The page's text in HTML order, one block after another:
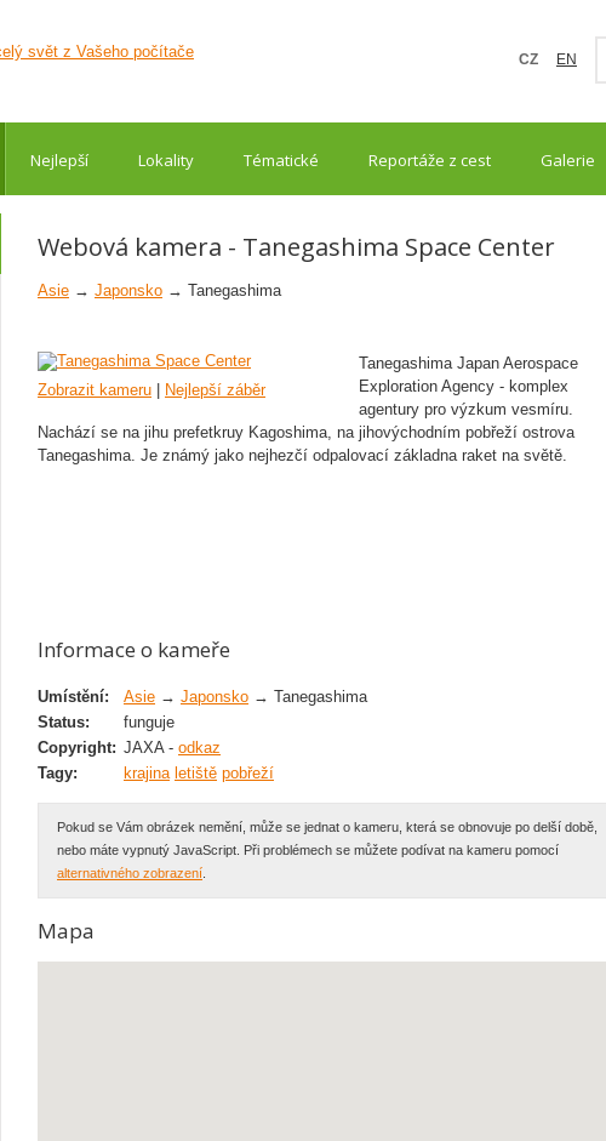
EN
CZ
Nejlepší Lokality Tématické Reportáže z cest Galerie
Webová kamera - Tanegashima Space Center
Asie → Japonsko → Tanegashima
Zobrazit kameru Nejlepší záběr
Tanegashima Japan Aerospace
Exploration Agency - komplex
agentury pro výzkum vesmíru.
Nachází se na jihu prefetkruy Kagoshima, na jihovýchodním pobřeží ostrova
Tanegashima. Je známý jako nejhezčí odpalovací základna raket na světě.
Informace o kameře
Umístění: Asie → Japonsko → Tanegashima
Status:
funguje
Copyright: JAXA - odkaz
Tagy:
krajina letiště pobřeží
Pokud se Vám obrázek nemění, může se jednat o kameru, která se obnovuje po delší době,
nebo máte vypnutý JavaScript. Při problémech se můžete podívat na kameru pomocí
alternativného zobrazení
Mapa